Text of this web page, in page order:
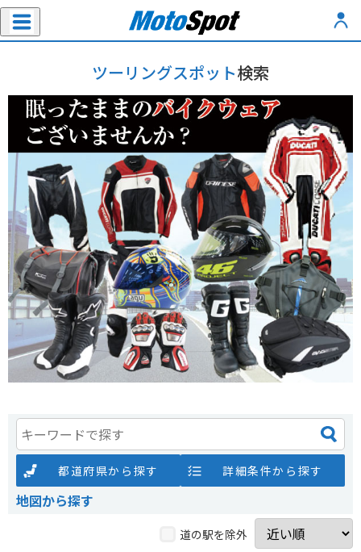
ツーリングスポット検索
都道府県から探す 詳細条件から探す
地図から探す
道の駅を除外